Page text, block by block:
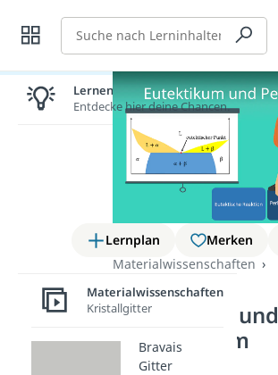
Suche
Lernplan Merken
Materialwissenschaften
Phasendiagramme
Eutektikum und
Peritektikum
Lernen lohnt sich!
Entdecke hier deine Chancen.
Materialwissenschaften
Kristallgitter
Bravais
Gitter